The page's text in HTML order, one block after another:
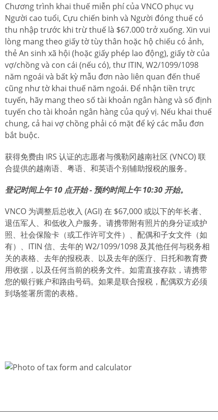
Chương trình khai thuế miễn phí của VNCO phục vụ
Người cao tuổi, Cựu chiến binh và Người đóng thuế có
thu nhập trước khi trừ thuế là $67.000 trở xuống. Xin vui
lòng mang theo giấy tờ tùy thân hoặc hộ chiếu có ảnh,
thẻ An sinh xã hội (hoặc giấy phép lao động), giấy tờ của
vợ/chồng và con cái (nếu có), thư ITIN, W2/1099/1098
năm ngoái và bất kỳ mẫu đơn nào liên quan đến thuế
cũng như tờ khai thuế năm ngoái. Để nhận tiền trực
tuyến, hãy mang theo số tài khoản ngân hàng và số định
tuyến cho tài khoản ngân hàng của quý vị. Nếu khai thuế
chung, cả hai vợ chồng phải có mặt để ký các mẫu đơn
bắt buộc.
获得免费由 IRS 认证的志愿者与俄勒冈越南社区 (VNCO) 联
合提供的越南语、粤语、和英语个别辅助报税的服务。
登记时间上午 10 点开始 - 预约时间上午 10:30 开始。
VNCO 为调整后总收入 (AGI) 在 $67,000 或以下的年长者、
退伍军人、和低收入户服务。请携带附有照片的身分证或护
照、社会保险卡（或工作许可文件）、配偶和子女文件（如
有）、ITIN 信、去年的 W2/1099/1098 及其他任何与税务相
关的表格、去年的报税表、以及去年的医疗、日托和教育费
用收据，以及任何当前的税务文件。如需直接存款，请携带
您的银行账户和路由号码。如果是联合报税，配偶双方必须
到场签署所需的表格。